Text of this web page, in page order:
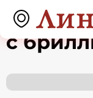
Колье
с